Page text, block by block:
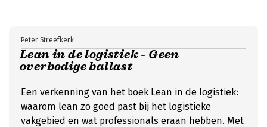
Lean in de logistiek - Geen
overbodige ballast
Peter Streefkerk
Een verkenning van het boek Lean in de logistiek:
waarom lean zo goed past bij het logistieke
vakgebied en wat professionals eraan hebben. Met